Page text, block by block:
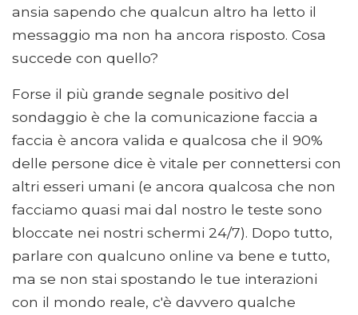
ansia sapendo che qualcun altro ha letto il
messaggio ma non ha ancora risposto. Cosa
succede con quello?
Forse il più grande segnale positivo del
sondaggio è che la comunicazione faccia a
faccia è ancora valida e qualcosa che il 90%
delle persone dice è vitale per connettersi con
altri esseri umani (e ancora qualcosa che non
facciamo quasi mai dal nostro le teste sono
bloccate nei nostri schermi 24/7). Dopo tutto,
parlare con qualcuno online va bene e tutto,
ma se non stai spostando le tue interazioni
con il mondo reale, c'è davvero qualche